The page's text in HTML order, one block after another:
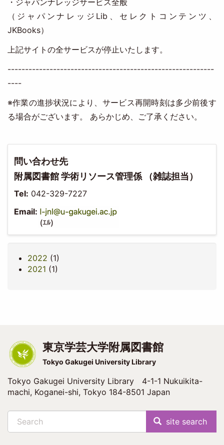
・ジャパンナレッジサービス全般
（ジャパンナレッジLib、セレクトコンテンツ、
JKBooks）
上記サイトの全サービスが停止いたします。
-----------------------------------------------------------
----
※作業の進捗状況により、サービス再開時刻は多少前後す
る場合がございます。 あらかじめ、ご了承ください。
問い合わせ先
附属図書館 学術リソース管理係 （雑誌担当）
Tel: 042-329-7227
Email:
2022 (1)
2021 (1)
東京学芸大学附属図書館
Tokyo Gakugei University Library
Tokyo Gakugei University Library 4-1-1 Nukuikita-
machi, Koganei-shi, Tokyo 184-8501 Japan
site search